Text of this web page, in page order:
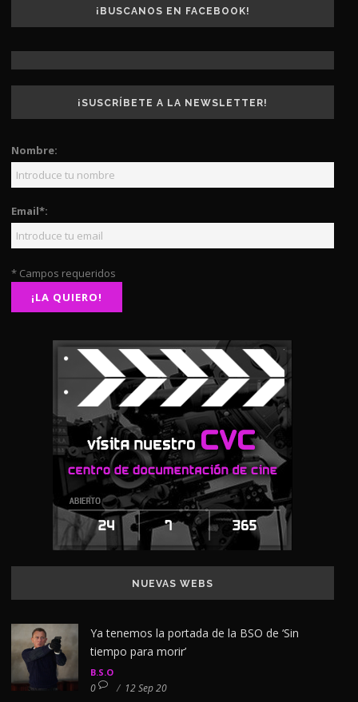
¡BUSCANOS EN FACEBOOK!
¡SUSCRÍBETE A LA NEWSLETTER!
Nombre:
Email*:
* Campos requeridos
NUEVAS WEBS
Ya tenemos la portada de la BSO de ‘Sin
tiempo para morir’
B.S.O
0 / 12 Sep 20